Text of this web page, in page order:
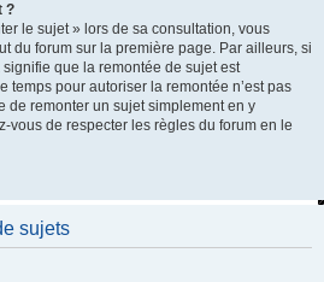
?
le sujet » lors de sa consultation, vous
du forum sur la première page. Par ailleurs, si
que la remontée de sujet est
temps pour autoriser la remontée n’est pas
de remonter un sujet simplement en y
vous de respecter les règles du forum en le
sujets